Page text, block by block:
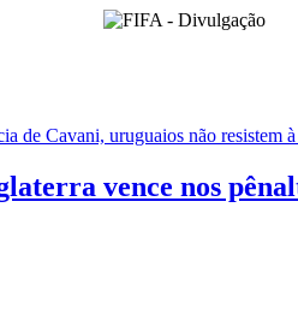
de Cavani, uruguaios não resistem
vence nos